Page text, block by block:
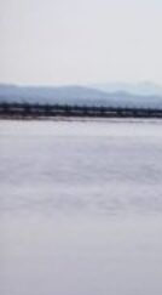
innehåll